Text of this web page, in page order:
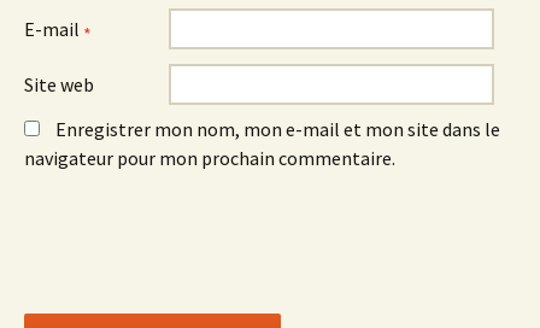
E-mail *
Site web
Enregistrer mon nom, mon e-mail et mon site dans le
navigateur pour mon prochain commentaire.